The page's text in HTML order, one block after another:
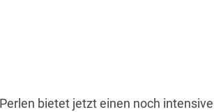
bietet jetzt einen noch